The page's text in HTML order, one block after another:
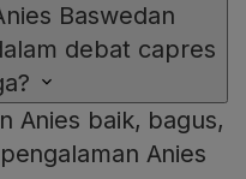
Baswedan
debat capres
Anies baik, bagus,
Anies